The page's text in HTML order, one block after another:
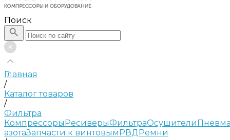
Поиск
Главная
/
Каталог товаров
/
Фильтра
КомпрессорыРесиверыФильтраОсушители
азотаЗапчасти к винтовымРВДРемни